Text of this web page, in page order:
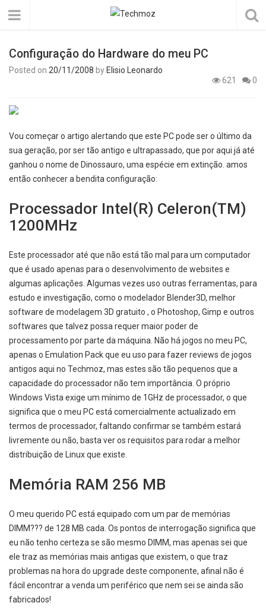
Configuração do Hardware do meu PC
Posted on 20/11/2008 by Elisio Leonardo
621
0
Vou começar o artigo alertando que este PC pode ser o último da
sua geração, por ser tão antigo e ultrapassado, que por aqui já até
ganhou o nome de Dinossauro, uma espécie em extinção. amos
então conhecer a bendita configuração:
Processador Intel(R) Celeron(TM)
1200MHz
Este processador até que não está tão mal para um computador
que é usado apenas para o desenvolvimento de websites e
algumas aplicações. Algumas vezes uso outras ferramentas, para
estudo e investigação, como o modelador Blender3D, melhor
software de modelagem 3D gratuito , o Photoshop, Gimp e outros
softwares que talvez possa requer maior poder de
processamento por parte da máquina. Não há jogos no meu PC,
apenas o Emulation Pack que eu uso para fazer reviews de jogos
antigos aqui no Techmoz, mas estes são tão pequenos que a
capacidade do processador não tem importância. O próprio
Windows Vista exige um mínimo de 1GHz de processador, o que
significa que o meu PC está comercialmente actualizado em
termos de processador, faltando confirmar se também estará
livremente ou não, basta ver os requisitos para rodar a melhor
distribuição de Linux que existe.
Memória RAM 256 MB
O meu querido PC está equipado com um par de memórias
DIMM??? de 128 MB cada. Os pontos de interrogação significa que
eu não tenho certeza se são mesmo DIMM, mas apenas sei que
ele traz as memórias mais antigas que existem, o que traz
problemas na hora do upgrade deste componente, afinal não é
fácil encontrar a venda um periférico que nem sei se ainda são
fabricados!